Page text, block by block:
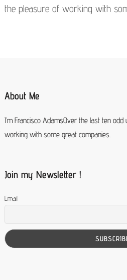
the pleasure of working with
About Me
I’m Francisco AdamsOver the last ten
working with some great companies.
Join my Newsletter !
Email